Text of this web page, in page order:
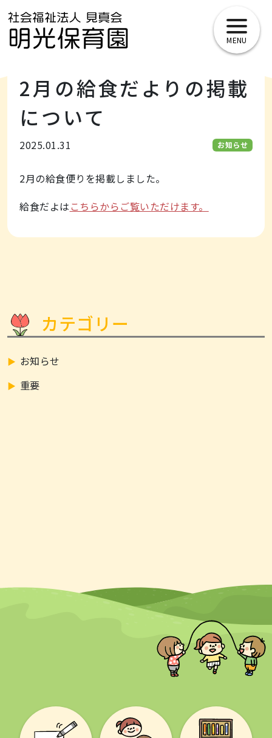
toggle
2月の給食だよりの掲載
について
2025.01.31 お知らせ
2月の給食便りを掲載しました。
給食だよは こちらからご覧いただけます。
カテゴリー
お知らせ
重要